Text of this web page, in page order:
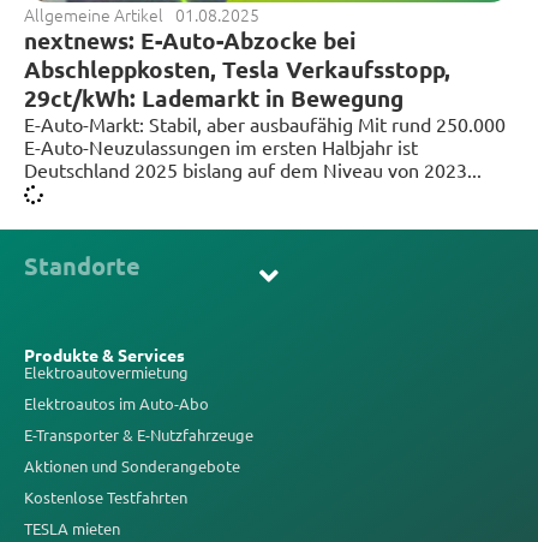
Allgemeine Artikel 01.08.2025
nextnews: E-Auto-Abzocke bei
Abschleppkosten, Tesla Verkaufsstopp,
29ct/kWh: Lademarkt in Bewegung
E-Auto-Markt: Stabil, aber ausbaufähig Mit rund 250.000
E-Auto-Neuzulassungen im ersten Halbjahr ist
Deutschland 2025 bislang auf dem Niveau von 2023...
Standorte
Produkte & Services
Elektroautovermietung
Elektroautos im Auto-Abo
E-Transporter & E-Nutzfahrzeuge
Aktionen und Sonderangebote
Kostenlose Testfahrten
TESLA mieten